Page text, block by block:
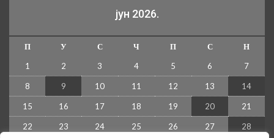
јун 2026.
П У С Ч П С
Н
1
2 3 4 5 6 7
8 9 10 11 12 13 14
15 16 17 18 19 20 21
22 23 24 25 26 27 28